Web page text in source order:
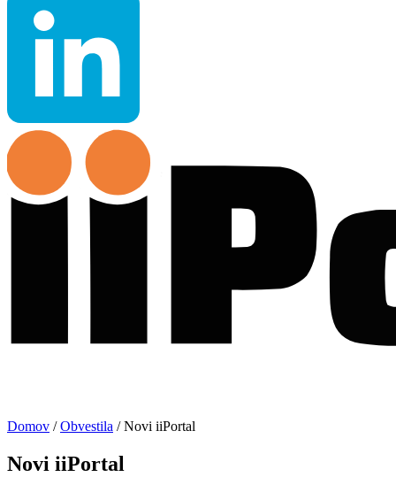
Domov / Obvestila / Novi iiPortal
Novi iiPortal